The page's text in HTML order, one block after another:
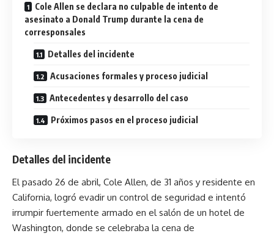
Cole Allen se declara no culpable de intento de
asesinato a Donald Trump durante la cena de
corresponsales
Detalles del incidente
Acusaciones formales y proceso judicial
Antecedentes y desarrollo del caso
Próximos pasos en el proceso judicial
Detalles del incidente
El pasado 26 de abril, Cole Allen, de 31 años y residente en
California, logró evadir un control de seguridad e intentó
irrumpir fuertemente armado en el salón de un hotel de
Washington, donde se celebraba la cena de